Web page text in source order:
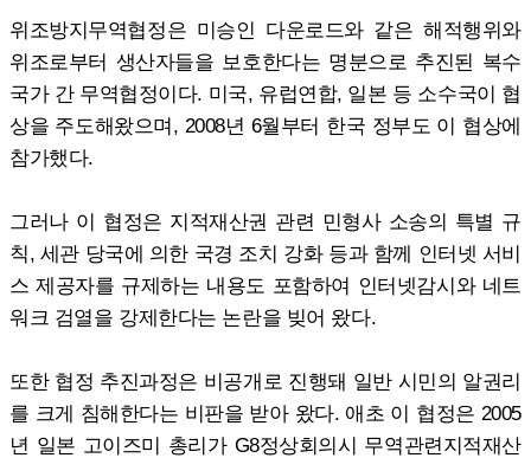
위조방지무역협정은 미승인 다운로드와 같은 해적행위와
위조로부터 생산자들을 보호한다는 명분으로 추진된 복수
국가 간 무역협정이다. 미국, 유럽연합, 일본 등 소수국이 협
상을 주도해왔으며, 2008년 6월부터 한국 정부도 이 협상에
참가했다.
그러나 이 협정은 지적재산권 관련 민형사 소송의 특별 규
칙, 세관 당국에 의한 국경 조치 강화 등과 함께 인터넷 서비
스 제공자를 규제하는 내용도 포함하여 인터넷감시와 네트
워크 검열을 강제한다는 논란을 빚어 왔다.
또한 협정 추진과정은 비공개로 진행돼 일반 시민의 알권리
를 크게 침해한다는 비판을 받아 왔다. 애초 이 협정은 2005
년 일본 고이즈미 총리가 G8정상회의시 무역관련지적재산